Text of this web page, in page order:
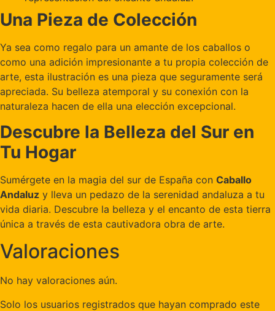
Una Pieza de Colección
Ya sea como regalo para un amante de los caballos o
como una adición impresionante a tu propia colección de
arte, esta ilustración es una pieza que seguramente será
apreciada. Su belleza atemporal y su conexión con la
naturaleza hacen de ella una elección excepcional.
Descubre la Belleza del Sur en
Tu Hogar
Sumérgete en la magia del sur de España con Caballo
Andaluz y lleva un pedazo de la serenidad andaluza a tu
vida diaria. Descubre la belleza y el encanto de esta tierra
única a través de esta cautivadora obra de arte.
Valoraciones
No hay valoraciones aún.
Solo los usuarios registrados que hayan comprado este